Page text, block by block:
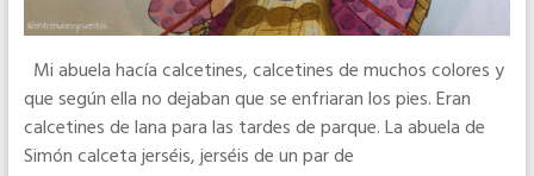
Mi abuela hacía calcetines, calcetines de muchos colores y
que según ella no dejaban que se enfriaran los pies. Eran
calcetines de lana para las tardes de parque. La abuela de
Simón calceta jerséis, jerséis de un par de